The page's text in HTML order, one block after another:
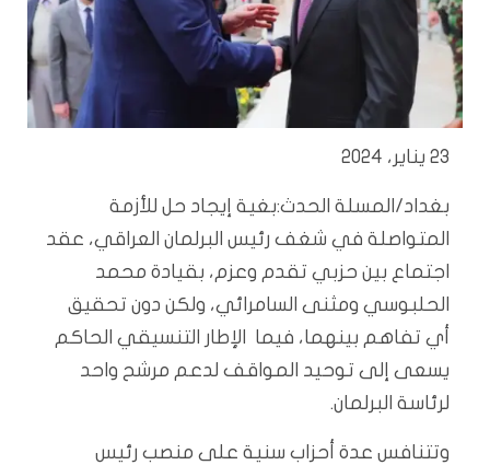
23 يناير، 2024
بغداد/المسلة الحدث:بغية إيجاد حل للأزمة
المتواصلة في شغف رئيس البرلمان العراقي، عقد
اجتماع بين حزبي تقدم وعزم، بقيادة محمد
الحلبوسي ومثنى السامرائي، ولكن دون تحقيق
أي تفاهم بينهما، فيما الإطار التنسيقي الحاكم
يسعى إلى توحيد المواقف لدعم مرشح واحد
لرئاسة البرلمان.
وتتنافس عدة أحزاب سنية على منصب رئيس